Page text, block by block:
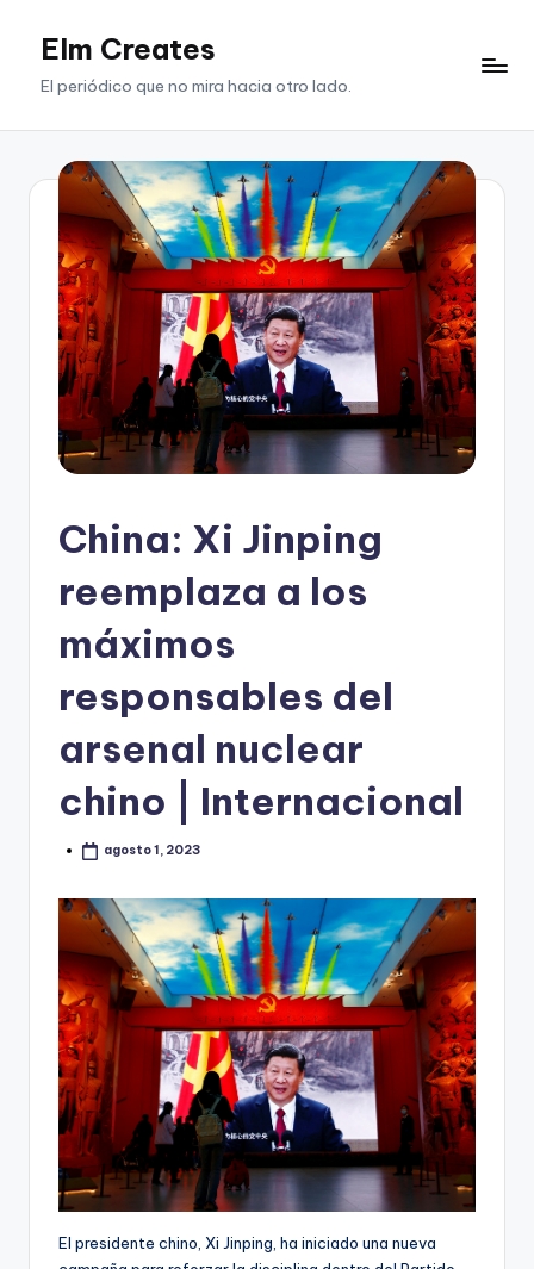
SaltarElm Creates
El periódico que no mira hacia otro lado.
China: Xi Jinping
reemplaza a los
máximos
responsables del
arsenal nuclear
chino | Internacional
agosto 1, 2023
El presidente chino, Xi Jinping, ha iniciado una nueva